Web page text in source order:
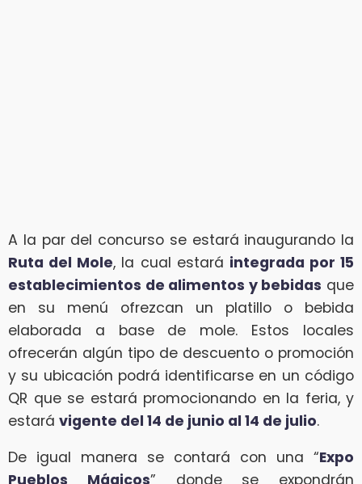
A la par del concurso se estará inaugurando la
Ruta del Mole, la cual estará integrada por 15
establecimientos de alimentos y bebidas que
en su menú ofrezcan un platillo o bebida
elaborada a base de mole. Estos locales
ofrecerán algún tipo de descuento o promoción
y su ubicación podrá identificarse en un código
QR que se estará promocionando en la feria, y
estará vigente del 14 de junio al 14 de julio.
De igual manera se contará con una “Expo